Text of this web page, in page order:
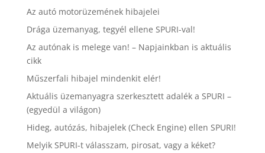
Az autó motorüzemének hibajelei
Drága üzemanyag, tegyél ellene SPURI-val!
Az autónak is melege van! – Napjainkban is aktuális
cikk
Műszerfali hibajel mindenkit elér!
Aktuális üzemanyagra szerkesztett adalék a SPURI –
(egyedül a világon)
Hideg, autózás, hibajelek (Check Engine) ellen SPURI!
Melyik SPURI-t válasszam, pirosat, vagy a kéket?